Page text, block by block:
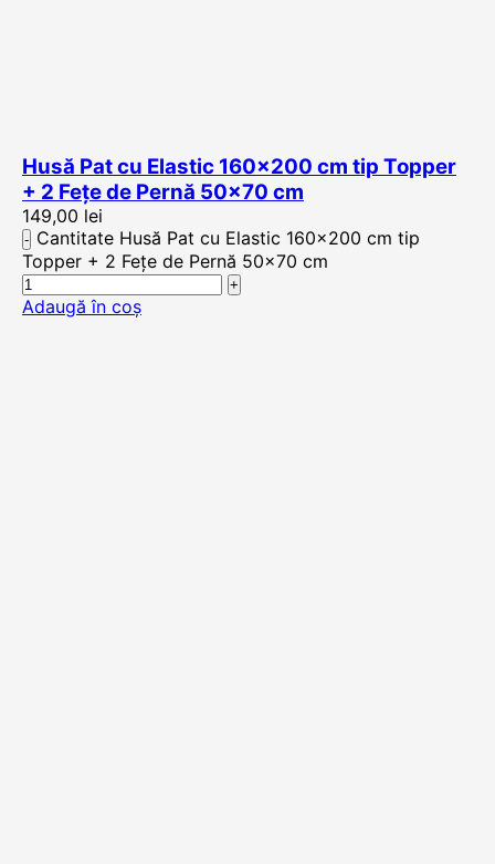
Husă Pat cu Elastic 160×200 cm tip Topper
+ 2 Fețe de Pernă 50×70 cm
149,00 lei
Cantitate Husă Pat cu Elastic 160x200 cm tip
Topper + 2 Fețe de Pernă 50x70 cm
Adaugă în coș